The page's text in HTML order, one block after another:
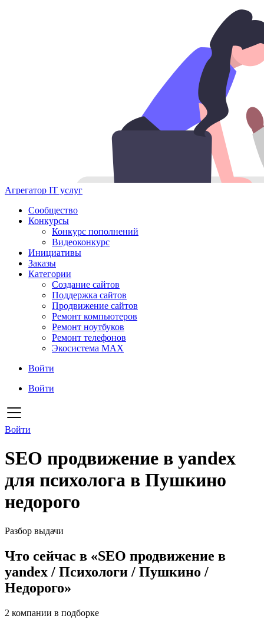
Агрегатор IT услуг
Сообщество
Конкурсы
Конкурс пополнений
Видеоконкурс
Инициативы
Заказы
Категории
Создание сайтов
Поддержка сайтов
Продвижение сайтов
Ремонт компьютеров
Ремонт ноутбуков
Ремонт телефонов
Экосистема MAX
Войти
Войти
Войти
SEO продвижение в yandex
для психолога в Пушкино
недорого
Разбор выдачи
Что сейчас в «SEO продвижение в
yandex / Психологи / Пушкино /
Недорого»
2 компании в подборке